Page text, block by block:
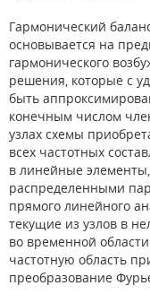
Гармонический
основывается на
гармонического
решения, которые с
быть
конечным числом
узлах схемы
всех частотных
в линейные
распределенными
прямого линейного
текущие из узлов в
во временной
частотную область
преобразование